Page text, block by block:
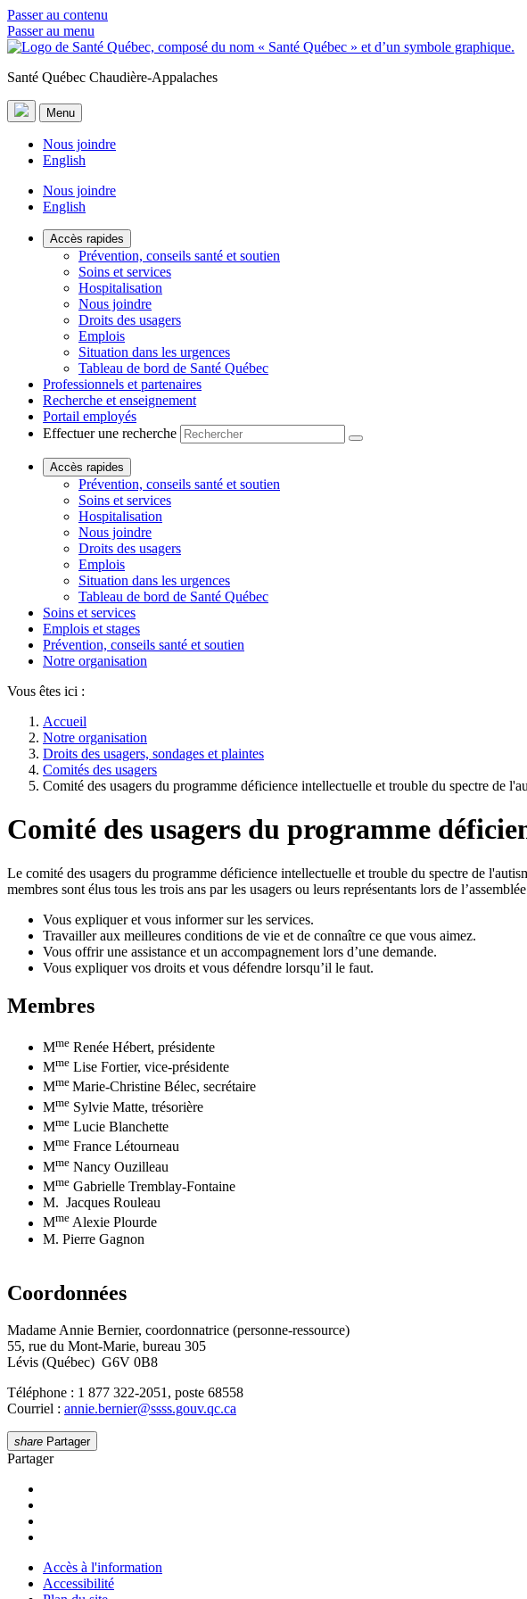
Passer au contenu
Passer au menu
Santé Québec Chaudière-Appalaches
Menu
Nous joindre
English
Nous joindre
English
Accès rapides
Prévention, conseils santé et soutien
Soins et services
Hospitalisation
Nous joindre
Droits des usagers
Emplois
Situation dans les urgences
Tableau de bord de Santé Québec
Professionnels et partenaires
Recherche et enseignement
Portail employés
Effectuer une recherche
Accès rapides
Prévention, conseils santé et soutien
Soins et services
Hospitalisation
Nous joindre
Droits des usagers
Emplois
Situation dans les urgences
Tableau de bord de Santé Québec
Soins et services
Emplois et stages
Prévention, conseils santé et soutien
Notre organisation
Vous êtes ici :
Accueil
Notre organisation
Droits des usagers, sondages et plaintes
Comités des usagers
Comité des usagers du programme déficience intellectuelle et trouble du spectre de
Comité des usagers du programme
Le comité des usagers du programme déficience intellectuelle et trouble du spectre de
membres sont élus tous les trois ans par les usagers ou leurs représentants lors de
Vous expliquer et vous informer sur les services.
Travailler aux meilleures conditions de vie et de connaître ce que vous aimez.
Vous offrir une assistance et un accompagnement lors d’une demande.
Vous expliquer vos droits et vous défendre lorsqu’il le faut.
Membres
Mme Renée Hébert, présidente
Mme Lise Fortier, vice-présidente
Mme Marie-Christine Bélec, secrétaire
Mme Sylvie Matte, trésorière
Mme Lucie Blanchette
Mme France Létourneau
Mme Nancy Ouzilleau
Mme Gabrielle Tremblay-Fontaine
M. Jacques Rouleau
Mme Alexie Plourde
M. Pierre Gagnon
Coordonnées
Madame Annie Bernier, coordonnatrice (personne-ressource)
55, rue du Mont-Marie, bureau 305
Lévis (Québec) G6V 0B8
Téléphone : 1 877 322-2051, poste 68558
Courriel : annie.bernier@ssss.gouv.qc.ca
share Partager
Partager
Accès à l'information
Accessibilité